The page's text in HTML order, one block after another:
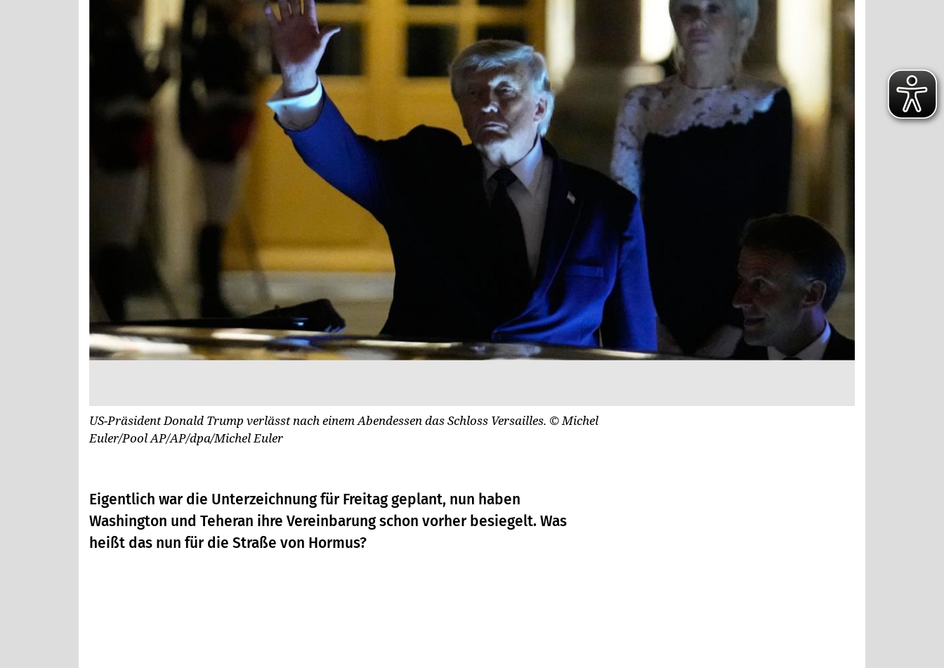
US-Präsident Donald Trump verlässt nach einem Abendessen das Schloss Versailles. © Michel
Euler/Pool AP/AP/dpa/Michel Euler
Eigentlich war die Unterzeichnung für Freitag geplant, nun haben
Washington und Teheran ihre Vereinbarung schon vorher besiegelt. Was
heißt das nun für die Straße von Hormus?